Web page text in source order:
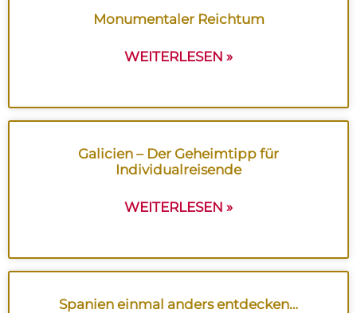
Monumentaler Reichtum
WEITERLESEN »
Galicien – Der Geheimtipp für
Individualreisende
WEITERLESEN »
Spanien einmal anders entdecken…